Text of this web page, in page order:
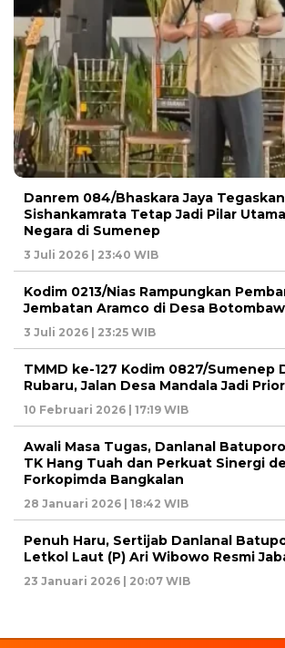
Danrem 084/Bhaskara Jaya Tegaskan
Sishankamrata Tetap Jadi Pilar
Negara di Sumenep
3 Juli 2026 | 23:40 WIB
Kodim 0213/Nias Rampungkan
Jembatan Aramco di Desa
3 Juli 2026 | 23:25 WIB
TMMD ke-127 Kodim 0827/Sumenep
Rubaru, Jalan Desa Mandala Jadi
10 Februari 2026 | 17:19 WIB
Awali Masa Tugas, Danlanal
TK Hang Tuah dan Perkuat Sinergi
Forkopimda Bangkalan
28 Januari 2026 | 18:42 WIB
Penuh Haru, Sertijab Danlanal
Letkol Laut (P) Ari Wibowo Resmi
23 Januari 2026 | 20:07 WIB